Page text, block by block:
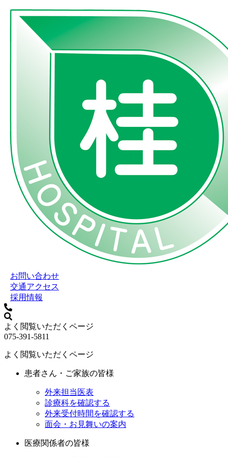
お問い合わせ
交通アクセス
採用情報
よく閲覧いただくページ
075-391-5811
よく閲覧いただくページ
患者さん・ご家族の皆様
外来担当医表
診療科を確認する
外来受付時間を確認する
面会・お見舞いの案内
医療関係者の皆様